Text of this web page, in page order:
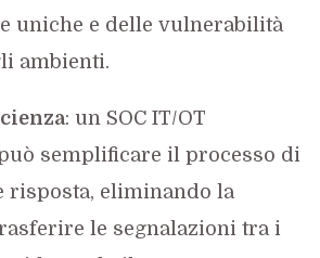
uniche e delle vulnerabilità
ambienti.
: un SOC IT/OT
semplificare il processo di
risposta, eliminando la
le segnalazioni tra i